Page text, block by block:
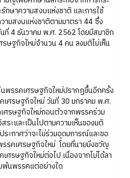
กษาความสงบแห่งชาติ และการใช้
มสงบแห่งชาติตามมาตรา 44 ซึ่ง
ที่ 4 ธันวาคม พ.ศ. 2562 โดยมีสมาชิก
ษฐกิจใหม่จำนวน 4 คน ลงมติไม่เห็น
รคเศรษฐกิจใหม่ปรากฏขึ้นอีกครั้ง
เศรษฐกิจใหม่ วันที่ 30 มกราคม พ.ศ.
ศรษฐกิจใหม่ถอนตัวจากพรรคร่วม
ระและเป็นไปตามความเห็นของมติ
ะกาศว่าจะไม่ร่วมอุดมการณ์และขอ
รคเศรษฐกิจใหม่ โดยที่นายมิ่งขวัญ
ศรษฐกิจใหม่ต่อไป เนื่องจากไม่ได้ลา
พ้นพรรคแต่อย่างใด